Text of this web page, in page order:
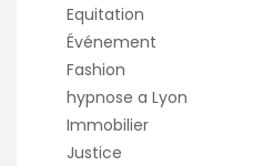
Equitation
Événement
Fashion
hypnose a Lyon
Immobilier
Justice